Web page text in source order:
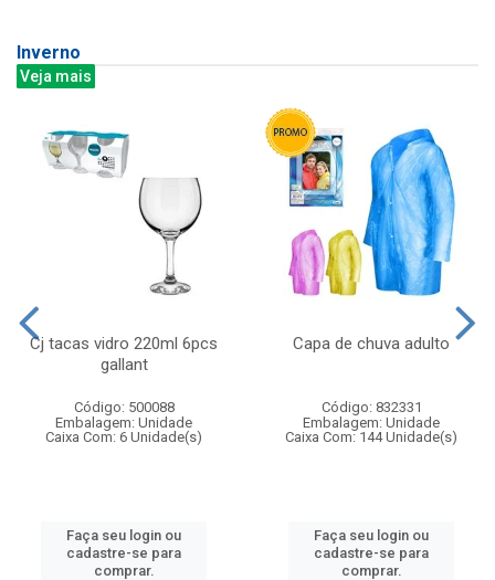
Inverno
Veja mais
Cj tacas vidro 220ml 6pcs
gallant
Código: 500088
Embalagem: Unidade
Caixa Com: 6 Unidade(s)
Faça seu login ou
cadastre-se para
comprar.
Capa de chuva adulto
Código: 832331
Embalagem: Unidade
Caixa Com: 144 Unidade(s)
Faça seu login ou
cadastre-se para
comprar.